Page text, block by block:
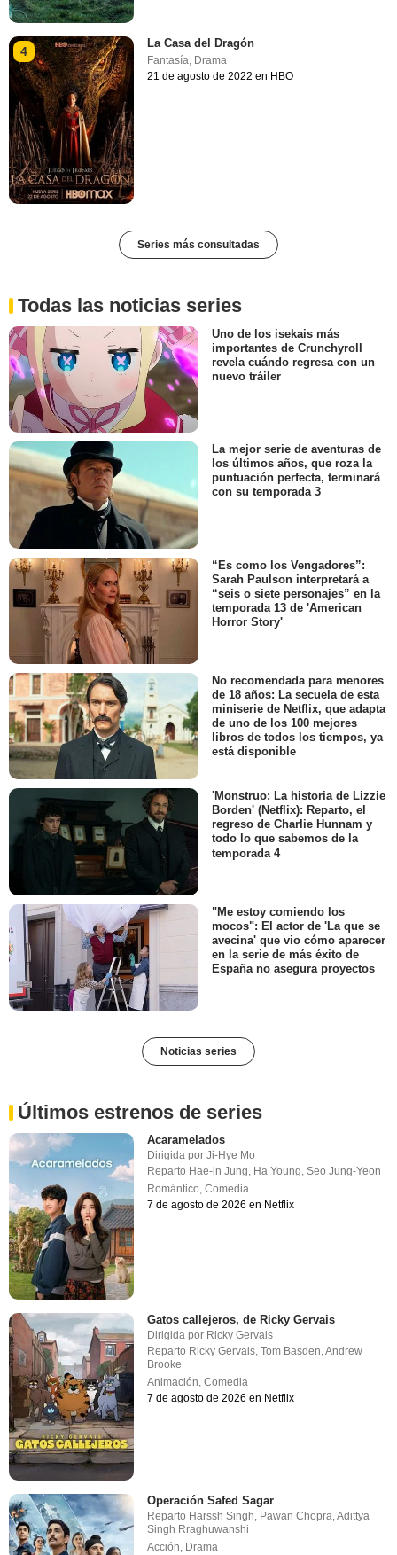
4
La Casa del Dragón
Fantasía, Drama
21 de agosto de 2022 en HBO
Series más consultadas
Todas las noticias series
Uno de los isekais más
importantes de Crunchyroll
revela cuándo regresa con un
nuevo tráiler
La mejor serie de aventuras de
los últimos años, que roza la
puntuación perfecta, terminará
con su temporada 3
“Es como los Vengadores”:
Sarah Paulson interpretará a
“seis o siete personajes” en la
temporada 13 de 'American
Horror Story'
No recomendada para menores
de 18 años: La secuela de esta
miniserie de Netflix, que adapta
de uno de los 100 mejores
libros de todos los tiempos, ya
está disponible
'Monstruo: La historia de Lizzie
Borden' (Netflix): Reparto, el
regreso de Charlie Hunnam y
todo lo que sabemos de la
temporada 4
"Me estoy comiendo los
mocos": El actor de 'La que se
avecina' que vio cómo aparecer
en la serie de más éxito de
España no asegura proyectos
Noticias series
Últimos estrenos de series
Acaramelados
Dirigida porJi-Hye Mo
Reparto Hae-in Jung, Ha Young,Seo Jung-Yeon
Romántico,Comedia
7 de agosto de 2026 en Netflix
Gatos callejeros, de Ricky Gervais
Dirigida por Ricky Gervais
Reparto Ricky Gervais,Tom Basden,Andrew
Brooke
Animación,Comedia
7 de agosto de 2026 en Netflix
Operación Safed Sagar
Reparto Harssh Singh Pawan Chopra ,Adittya
Singh Rraghuwanshi
Acción Drama